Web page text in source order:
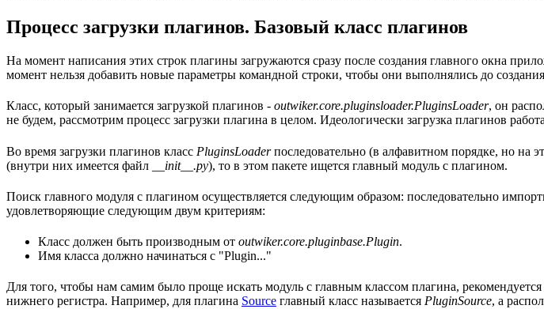
Процесс загрузки плагинов. Базовый класс плагинов
На момент написания этих строк плагины загружаются сразу после создания главного окна
момент нельзя добавить новые параметры командной строки, чтобы они выполнялись до
Класс, который занимается загрузкой плагинов - outwiker.core.pluginsloader.PluginsLoader, он
не будем, рассмотрим процесс загрузки плагина в целом. Идеологически загрузка плагинов
Во время загрузки плагинов класс PluginsLoaderпоследовательно (в алфавитном порядке, но на
(внутри них имеется файл
__init__.py), то в этом пакете ищется главный модуль с плагином.
Поиск главного модуля с плагином осуществляется следующим образом: последовательно
удовлетворяющие следующим двум критериям:
Класс должен быть производным от outwiker.core.pluginbase.Plugin.
Имя класса должно начинаться с "Plugin..."
Для того, чтобы нам самим было проще искать модуль с главным классом плагина,
нижнего регистра. Например, для плагина Source главный класс называется PluginSource, а